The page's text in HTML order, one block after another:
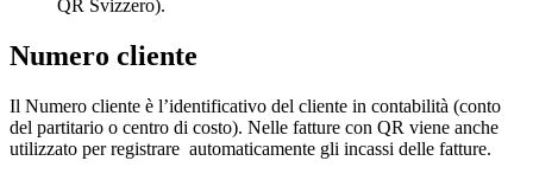
QR Svizzero).
Numero cliente
Il Numero cliente è l’identificativo del cliente in contabilità (conto
del partitario o centro di costo). Nelle fatture con QR viene anche
utilizzato per registrare automaticamente gli incassi delle fatture.